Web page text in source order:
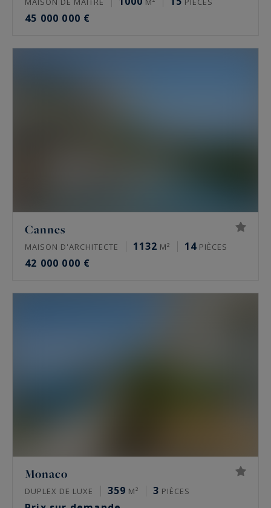
45 000 000 €
Cannes
MAISON D'ARCHITECTE 1132 M² 14 PIÈCES
42 000 000 €
Monaco
DUPLEX DE LUXE 359 M² 3 PIÈCES